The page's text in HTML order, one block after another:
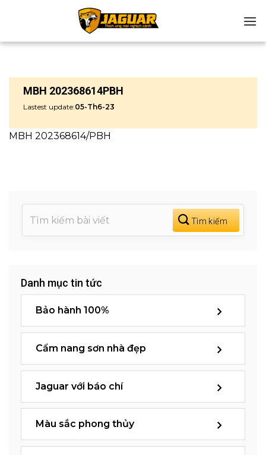
MBH 202368614PBH
Lastest update:05-Th6-23
MBH 202368614/PBH
Danh mục tin tức
Bảo hành 100%
Cẩm nang sơn nhà đẹp
Jaguar với báo chí
Màu sắc phong thủy